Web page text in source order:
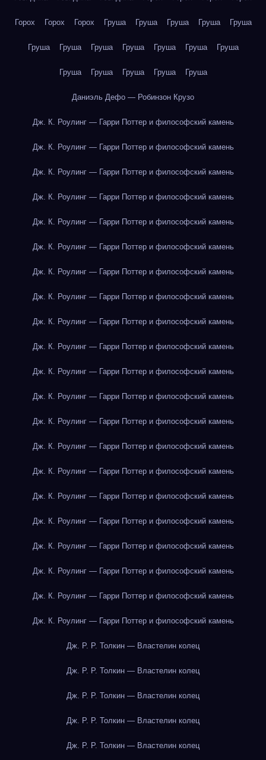
Горох Горох Горох Груша Груша Груша Груша Груша
Груша Груша Груша Груша Груша Груша Груша
Груша Груша Груша Груша Груша
Даниэль Дефо — Робинзон Крузо
Дж. К. Роулинг — Гарри Поттер и философский камень
Дж. К. Роулинг — Гарри Поттер и философский камень
Дж. К. Роулинг — Гарри Поттер и философский камень
Дж. К. Роулинг — Гарри Поттер и философский камень
Дж. К. Роулинг — Гарри Поттер и философский камень
Дж. К. Роулинг — Гарри Поттер и философский камень
Дж. К. Роулинг — Гарри Поттер и философский камень
Дж. К. Роулинг — Гарри Поттер и философский камень
Дж. К. Роулинг — Гарри Поттер и философский камень
Дж. К. Роулинг — Гарри Поттер и философский камень
Дж. К. Роулинг — Гарри Поттер и философский камень
Дж. К. Роулинг — Гарри Поттер и философский камень
Дж. К. Роулинг — Гарри Поттер и философский камень
Дж. К. Роулинг — Гарри Поттер и философский камень
Дж. К. Роулинг — Гарри Поттер и философский камень
Дж. К. Роулинг — Гарри Поттер и философский камень
Дж. К. Роулинг — Гарри Поттер и философский камень
Дж. К. Роулинг — Гарри Поттер и философский камень
Дж. К. Роулинг — Гарри Поттер и философский камень
Дж. К. Роулинг — Гарри Поттер и философский камень
Дж. К. Роулинг — Гарри Поттер и философский камень
Дж. Р. Р. Толкин — Властелин колец
Дж. Р. Р. Толкин — Властелин колец
Дж. Р. Р. Толкин — Властелин колец
Дж. Р. Р. Толкин — Властелин колец
Дж. Р. Р. Толкин — Властелин колец